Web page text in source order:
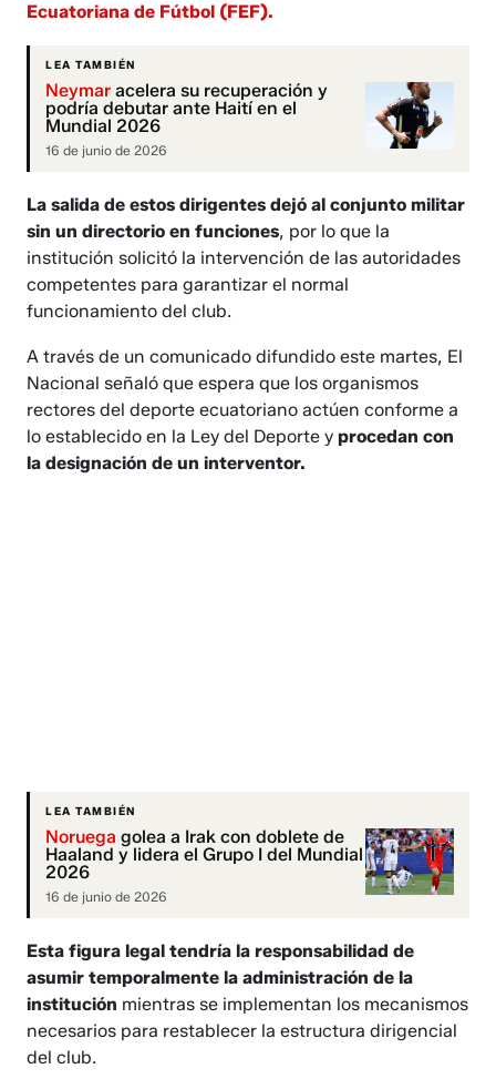
Ecuatoriana de Fútbol (FEF).
LEA TAMBIÉN
Neymar acelera su recuperación y
podría debutar ante Haití en el
Mundial 2026
16 de junio de 2026
La salida de estos dirigentes dejó al conjunto militar
sin un directorio en funciones, por lo que la
institución solicitó la intervención de las autoridades
competentes para garantizar el normal
funcionamiento del club.
A través de un comunicado difundido este martes, El
Nacional señaló que espera que los organismos
rectores del deporte ecuatoriano actúen conforme a
lo establecido en la Ley del Deporte yprocedan con
la designación de un interventor.
LEA TAMBIÉN
Noruega golea a Irak con doblete de
Haaland y lidera el Grupo I del Mundial
2026
16 de junio de 2026
Esta figura legal tendría la responsabilidad de
asumir temporalmente la administración de la
institución mientras se implementan los mecanismos
necesarios para restablecer la estructura dirigencial
del club.